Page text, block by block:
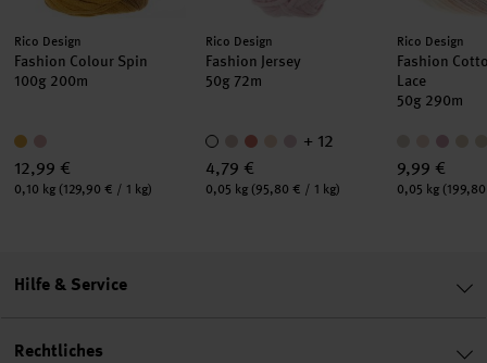
Hersteller:
Rico Design
Fashion Colour Spin
100g 200m
12,99 €
Inhalt:
0,10 kg (129,90 € / 1 kg)
Hersteller:
Rico Design
Fashion Jersey
50g 72m
+ 12
4,79 €
Inhalt:
0,05 kg (95,80 € / 1 kg)
Hersteller:
Rico Design
Fashion
Lace
50g 290m
9,99 €
Inhalt:
0,05 kg
Hilfe & Service
Rechtliches